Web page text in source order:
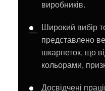
виробників.
Широкий вибір
представлено
шкарпеток, що
кольорами,
Досвідчені